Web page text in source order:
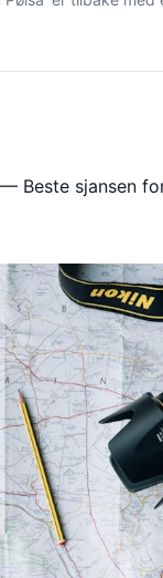
Beste sjansen